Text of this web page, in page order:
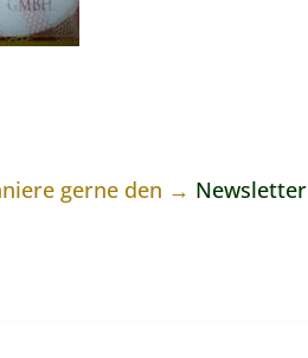
gerne den → Newsletter